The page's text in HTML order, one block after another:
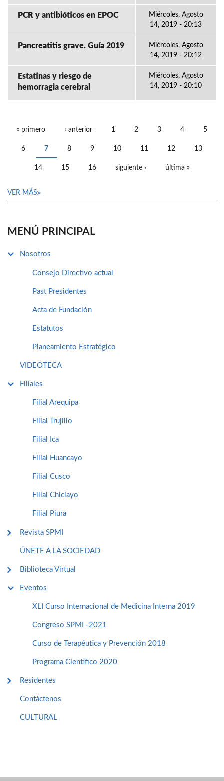
PCR y antibióticos en EPOC
Miércoles, Agosto
14, 2019 - 20:13
Pancreatitis grave. Guía 2019
Miércoles, Agosto
14, 2019 - 20:12
Estatinas y riesgo de
hemorragia cerebral
Miércoles, Agosto
14, 2019 - 20:10
« primero ‹ anterior 1 2 3 4 5
6 7 8 9 10 11 12 13
14 15 16 siguiente › última »
VER MÁS
MENÚ PRINCIPAL
Nosotros
Consejo Directivo actual
Past Presidentes
Acta de Fundación
Estatutos
Planeamiento Estratégico
VIDEOTECA
Filiales
Filial Arequipa
Filial Trujillo
Filial Ica
Filial Huancayo
Filial Cusco
Filial Chiclayo
Filial Piura
Revista SPMI
ÚNETE A LA SOCIEDAD
Biblioteca Virtual
Eventos
XLI Curso Internacional de Medicina Interna 2019
Congreso SPMI -2021
Curso de Terapéutica y Prevención 2018
Programa Cientifico 2020
Residentes
Contáctenos
CULTURAL